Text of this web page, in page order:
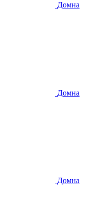
Домна
Домна
Домна